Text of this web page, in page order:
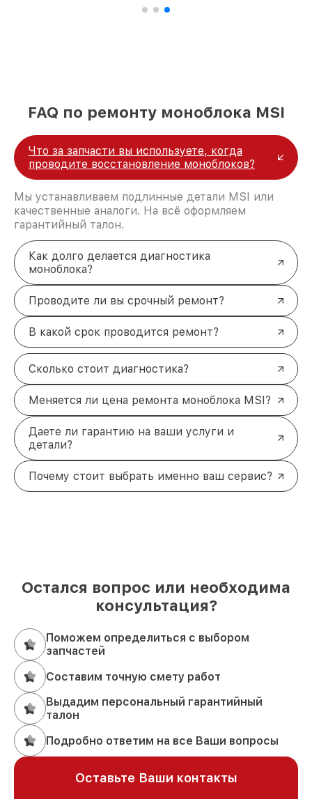
FAQ по ремонту моноблока MSI
Что за запчасти вы используете, когда
проводите восстановление моноблоков?
Мы устанавливаем подлинные детали MSI или
качественные аналоги. На всё оформляем
гарантийный талон.
Как долго делается диагностика
моноблока?
Проводите ли вы срочный ремонт?
В какой срок проводится ремонт?
Сколько стоит диагностика?
Меняется ли цена ремонта моноблока MSI?
Даете ли гарантию на ваши услуги и
детали?
Почему стоит выбрать именно ваш сервис?
Остался вопрос или необходима
консультация?
Поможем определиться с выбором
запчастей
Составим точную смету работ
Выдадим персональный гарантийный
талон
Подробно ответим на все Ваши вопросы
Оставьте Ваши контакты